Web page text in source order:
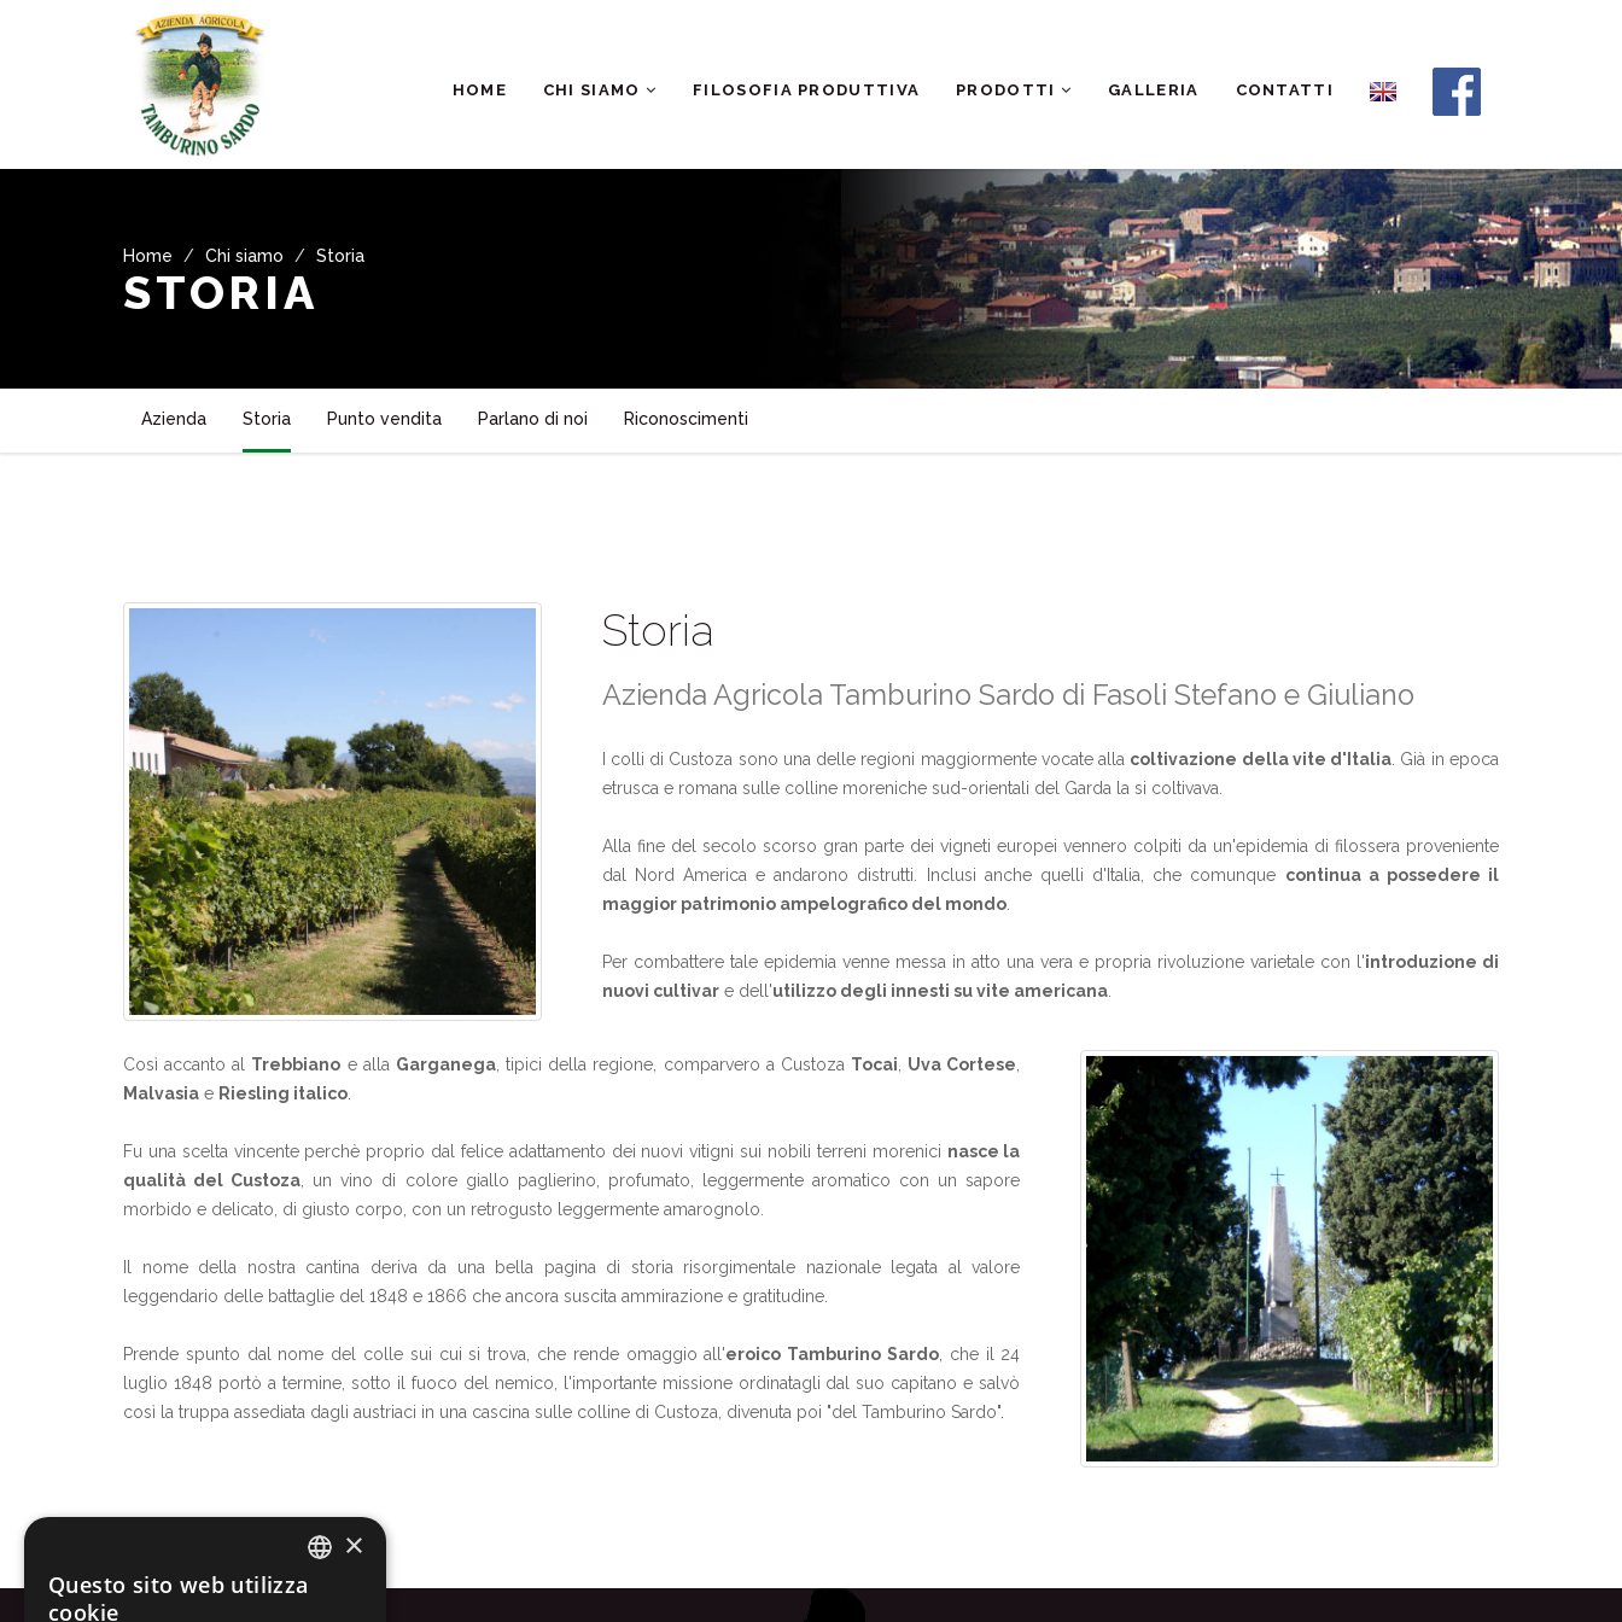
HOME CHI SIAMO FILOSOFIA PRODUTTIVA PRODOTTI GALLERIA CONTATTI
Home Chi siamo Storia
STORIA
Azienda Storia Punto vendita Parlano di noi Riconoscimenti
Storia
Azienda Agricola Tamburino Sardo di Fasoli Stefano e Giuliano
I colli di Custoza sono una delle regioni maggiormente vocate alla coltivazione della vite d'Italia . Già in epoca
etrusca e romana sulle colline moreniche sud-orientali del Garda la si coltivava.
Alla fine del secolo scorso gran parte dei vigneti europei vennero colpiti da un'epidemia di filossera proveniente
dal Nord America e andarono distrutti. Inclusi anche quelli d'Italia, che comunque continua a possedere il
maggior patrimonio ampelografico del mondo.
Per combattere tale epidemia venne messa in atto una vera e propria rivoluzione varietale con l'introduzione di
nuovi cultivare dell'utilizzo degli innesti su vite americana.
Così accanto al Trebbiano e alla Garganega, tipici della regione, comparvero a Custoza Tocai Uva Cortese
Malvasia e Riesling italico
Fu una scelta vincente perchè proprio dal felice adattamento dei nuovi vitigni sui nobili terreni morenici nasce la
qualità del Custoza , un vino di colore giallo paglierino, profumato, leggermente aromatico con un sapore
morbido e delicato, di giusto corpo, con un retrogusto leggermente amarognolo.
Il nome della nostra cantina deriva da una bella pagina di storia risorgimentale nazionale legata al valore
leggendario delle battaglie del 1848 e 1866 che ancora suscita ammirazione e gratitudine.
Prende spunto dal nome del colle sui cui si trova, che rende omaggio all'eroico Tamburino Sardo, che il 24
luglio 1848 portò a termine, sotto il fuoco del nemico, l'importante missione ordinatagli dal suo capitano e salvò
così la truppa assediata dagli austriaci in una cascina sulle colline di Custoza, divenuta poi "del Tamburino Sardo".
×
Questo sito web utilizza
cookie